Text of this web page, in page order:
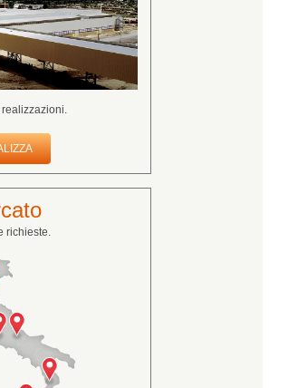
richieste.